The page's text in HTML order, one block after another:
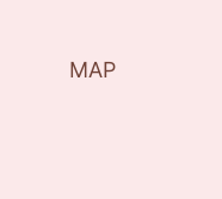
MAP